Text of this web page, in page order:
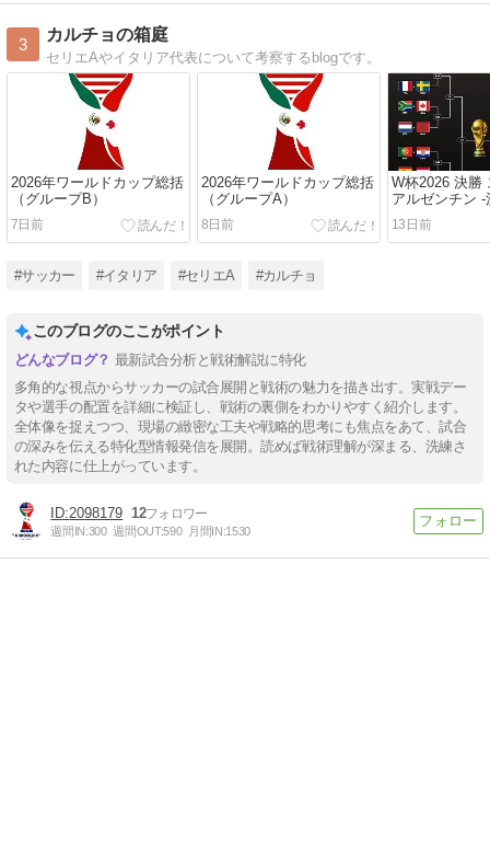
3
カルチョの箱庭
セリエAやイタリア代表について考察するblogです。
2026年ワールドカップ総括
（グループB）
7日前
2026年ワールドカップ総括
（グループA）
8日前
W杯2026 決勝
アルゼンチン -
13日前
#サッカー #イタリア #セリエA #カルチョ
このブログのここがポイント
最新試合分析と戦術解説に特化
多角的な視点からサッカーの試合展開と戦術の魅力を描き出す。実戦デー
タや選手の配置を詳細に検証し、戦術の裏側をわかりやすく紹介します。
全体像を捉えつつ、現場の緻密な工夫や戦略的思考にも焦点をあて、試合
の深みを伝える特化型情報発信を展開。読めば戦術理解が深まる、洗練さ
れた内容に仕上がっています。
2098179 12
週間IN:300 週間OUT:590 月間IN:1530